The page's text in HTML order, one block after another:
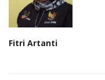
Fitri Artanti